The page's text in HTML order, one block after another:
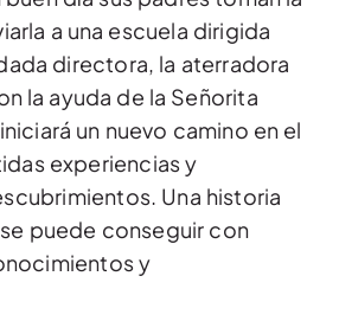
a una escuela dirigida
directora, la aterradora
la ayuda de la Señorita
un nuevo camino en el
experiencias y
Una historia
puede conseguir con
y